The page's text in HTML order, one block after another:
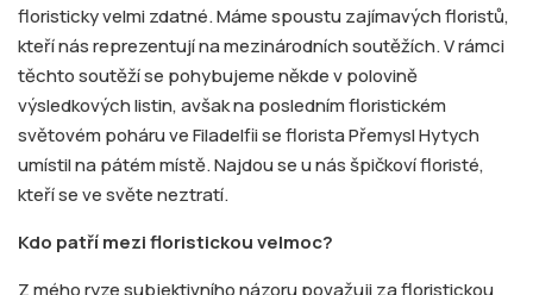
floristicky velmi zdatné. Máme spoustu zajímavých floristů,
kteří nás reprezentují na mezinárodních soutěžích. V rámci
těchto soutěží se pohybujeme někde v polovině
výsledkových listin, avšak na posledním floristickém
světovém poháru ve Filadelfii se florista Přemysl Hytych
umístil na pátém místě. Najdou se u nás špičkoví floristé,
kteří se ve světe neztratí.
Kdo patří mezi floristickou velmoc?
Z mého ryze subjektivního názoru považuji za floristickou